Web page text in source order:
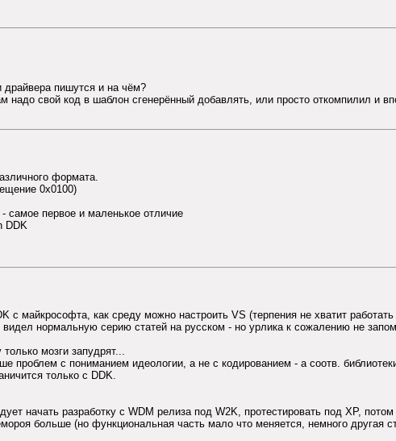
драйвера пишутся и на чём?
надо свой код в шаблон сгенерённый добавлять, или просто откомпилил и
формата.
0х0100)
самое первое и маленькое отличие
DDK
с майкрософта, как среду можно настроить VS (терпения не хватит
нормальную серию статей на русском - но урлика к сожалению не
мозги запудрят...
проблем с пониманием идеологии, а не с кодированием - а соотв.
только с DDK.
начать разработку с WDM релиза под W2K, протестировать под XP,
больше (но функциональная часть мало что меняется, немного другая